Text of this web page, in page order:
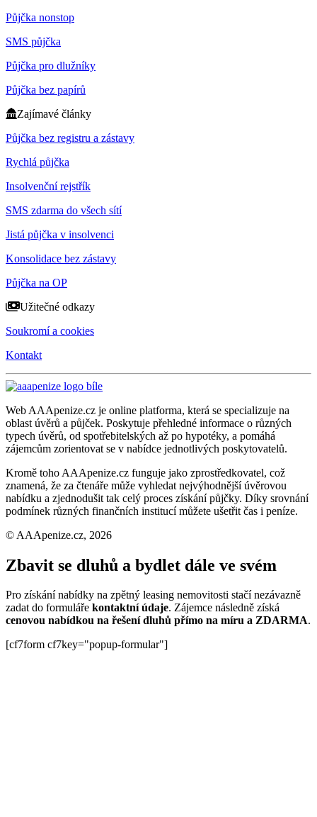
Půjčka nonstop
SMS půjčka
Půjčka pro dlužníky
Půjčka bez papírů
Zajímavé články
Půjčka bez registru a zástavy
Rychlá půjčka
Insolvenční rejstřík
SMS zdarma do všech sítí
Jistá půjčka v insolvenci
Konsolidace bez zástavy
Půjčka na OP
Užitečné odkazy
Soukromí a cookies
Kontakt
Web AAApenize.cz je online platforma, která se specializuje na
oblast úvěrů a půjček. Poskytuje přehledné informace o různých
typech úvěrů, od spotřebitelských až po hypotéky, a pomáhá
zájemcům zorientovat se v nabídce jednotlivých poskytovatelů.
Kromě toho AAApenize.cz funguje jako zprostředkovatel, což
znamená, že za čtenáře může vyhledat nejvýhodnější úvěrovou
nabídku a zjednodušit tak celý proces získání půjčky. Díky srovnání
podmínek různých finančních institucí můžete ušetřit čas i peníze.
© AAApenize.cz, 2026
Zbavit se dluhů a bydlet dále ve svém
Pro získání nabídky na zpětný leasing nemovitosti stačí nezávazně
zadat do formuláře kontaktní údaje. Zájemce následně získá
cenovou nabídkou na řešení dluhů přímo na míru a ZDARMA.
[cf7form cf7key="popup-formular"]